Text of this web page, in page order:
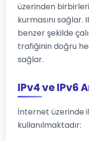
üzerinden
kurmasını
benzer şekilde
trafiğinin doğru
sağlar.
IPv4 ve IPv6
İnternet üzerinde
kullanılmaktadır: